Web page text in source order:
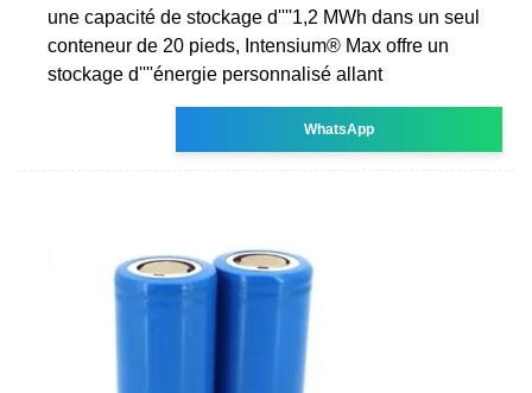
une capacité de stockage d''''1,2 MWh dans un seul
conteneur de 20 pieds, Intensium® Max offre un
stockage d''''énergie personnalisé allant
WhatsApp